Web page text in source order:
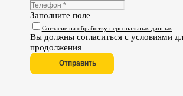
Заполните поле
Согласие на обработку персональных данных
Вы должны согласиться с условиями
продолжения
Отправить